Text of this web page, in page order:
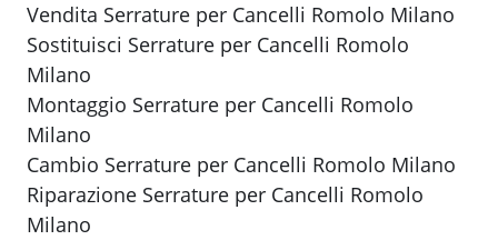
Vendita Serrature per Cancelli Romolo Milano
Sostituisci Serrature per Cancelli Romolo
Milano
Montaggio Serrature per Cancelli Romolo
Milano
Cambio Serrature per Cancelli Romolo Milano
Riparazione Serrature per Cancelli Romolo
Milano